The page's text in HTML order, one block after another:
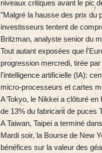
niveaux critiques avant le pic
"Malgré la hausse des prix du
investisseurs tentent de
Britzman, analyste senior du
Tout autant exposées que
progression mercredi, tirée
l'intelligence artificielle (IA):
micro-processeurs et cartes
A Tokyo, le Nikkei a clôturé
de 13% du fabricant de puces
A Taiwan, Taipei a terminé
Mardi soir, la Bourse de New
bénéfices sur la valeur des